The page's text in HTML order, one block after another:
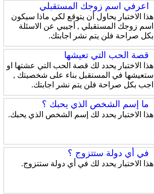
اعرفي اسم زوجك المستقبلي
هذا الاختبار يحاول أن يتوقع لكي ماذا سيكون
اسم زوجك المستقبلي , أجيبي عن الاسئلة
بكل صراحة فلن يتم نشر اجابتك.
قصة الحب التي تعيشها
هذا الاختبار يحدد لك قصة الحب التي عشتها او
ستعيشها في المستقبل بناء على شخصيتك ,
اجب بكل صراحة فلن يتم نشر اجابتك.
ما إسم الشخص الذي يحبك ؟
هذا الاختبار يحدد لك إسم الشخص الذي يحبك.
في أي دولة ستتزوج ؟
هذا الاختبار يحدد لك في أي دولة ستتزوج.